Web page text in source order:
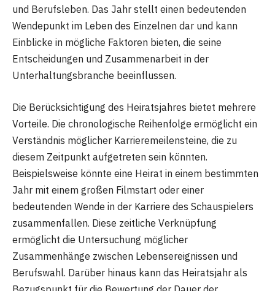
und Berufsleben. Das Jahr stellt einen bedeutenden
Wendepunkt im Leben des Einzelnen dar und kann
Einblicke in mögliche Faktoren bieten, die seine
Entscheidungen und Zusammenarbeit in der
Unterhaltungsbranche beeinflussen.
Die Berücksichtigung des Heiratsjahres bietet mehrere
Vorteile. Die chronologische Reihenfolge ermöglicht ein
Verständnis möglicher Karrieremeilensteine, die zu
diesem Zeitpunkt aufgetreten sein könnten.
Beispielsweise könnte eine Heirat in einem bestimmten
Jahr mit einem großen Filmstart oder einer
bedeutenden Wende in der Karriere des Schauspielers
zusammenfallen. Diese zeitliche Verknüpfung
ermöglicht die Untersuchung möglicher
Zusammenhänge zwischen Lebensereignissen und
Berufswahl. Darüber hinaus kann das Heiratsjahr als